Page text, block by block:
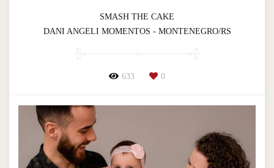
SMASH THE CAKE
DANI ANGELI MOMENTOS - MONTENEGRO/RS
633 0